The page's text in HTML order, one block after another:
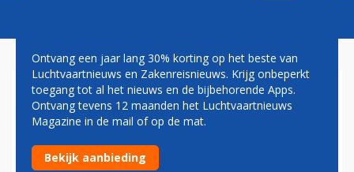
RECORD VAN 200 MILJOEN
PASSAGIERS VOOR
BUDGETMAATSCHAPPIJ
Ontvang een jaar lang 30% korting op het beste van
Luchtvaartnieuws en Zakenreisnieuws. Krijg onbeperkt
toegang tot al het nieuws en de bijbehorende Apps.
Ontvang tevens 12 maanden het Luchtvaartnieuws
Magazine in de mail of op de mat.
Bekijk aanbieding